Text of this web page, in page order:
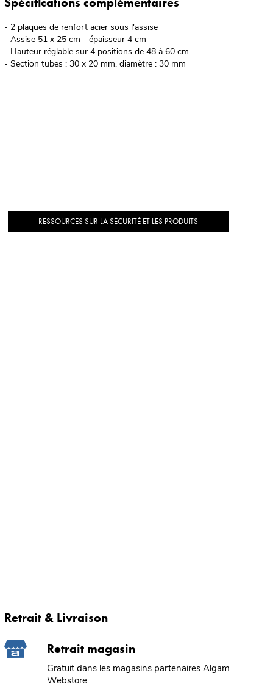
- 2 plaques de renfort acier sous l'assise
- Assise 51 x 25 cm - épaisseur 4 cm
- Hauteur réglable sur 4 positions de 48 à 60 cm
- Section tubes : 30 x 20 mm, diamètre : 30 mm
RESSOURCES SUR LA SÉCURITÉ ET LES PRODUITS
Retrait & Livraison
Retrait magasin
Gratuit dans les magasins partenaires Algam
Webstore